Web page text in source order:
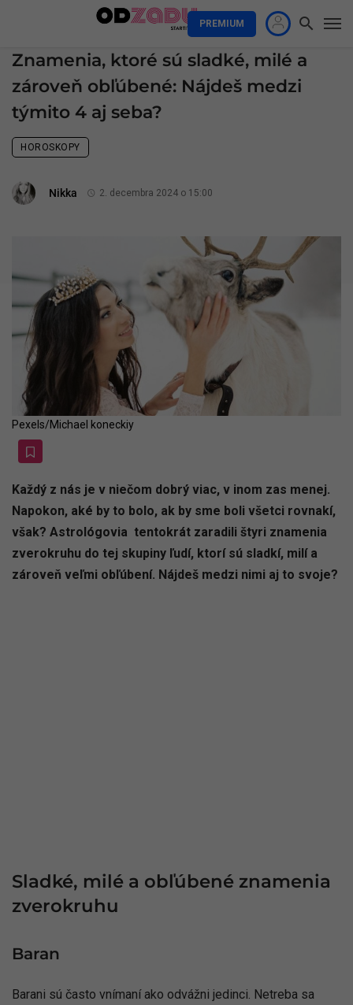
PREMIUM
Znamenia, ktoré sú sladké, milé a
zároveň obľúbené: Nájdeš medzi
týmito 4 aj seba?
HOROSKOPY
Nikka 2. decembra 2024 o 15:00
Pexels/Michael koneckiy
Každý z nás je v niečom dobrý viac, v inom zas menej.
Napokon, aké by to bolo, ak by sme boli všetci rovnakí,
však? Astrológovia tentokrát zaradili štyri znamenia
zverokruhu do tej skupiny ľudí, ktorí sú sladkí, milí a
zároveň veľmi obľúbení. Nájdeš medzi nimi aj to svoje?
Sladké, milé a obľúbené znamenia
zverokruhu
Baran
Barani sú často vnímaní ako odvážni jedinci. Netreba sa